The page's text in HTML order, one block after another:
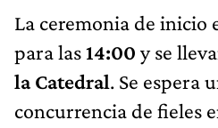
La ceremonia de inicio
para las14:00 y se
la Catedral. Se espera
concurrencia de fieles